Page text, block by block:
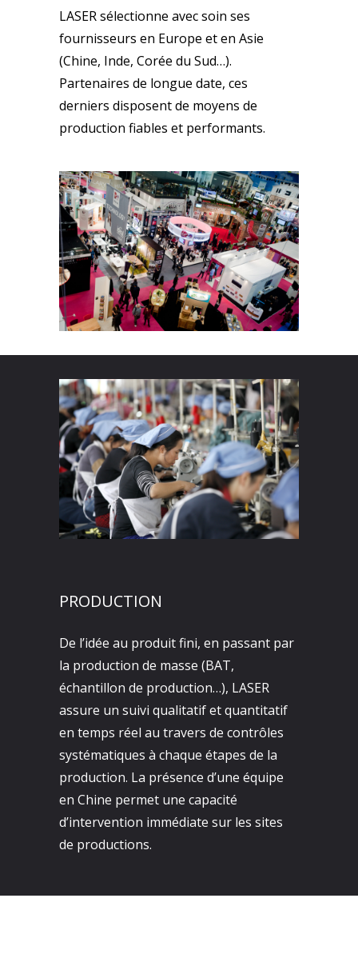
LASER sélectionne avec soin ses
fournisseurs en Europe et en Asie
(Chine, Inde, Corée du Sud…).
Partenaires de longue date, ces
derniers disposent de moyens de
production fiables et performants.
PRODUCTION
De l’idée au produit fini, en passant par
la production de masse (BAT,
échantillon de production…), LASER
assure un suivi qualitatif et quantitatif
en temps réel au travers de contrôles
systématiques à chaque étapes de la
production. La présence d’une équipe
en Chine permet une capacité
d’intervention immédiate sur les sites
de productions.